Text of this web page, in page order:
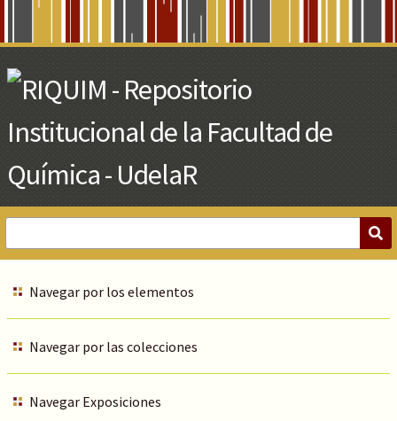
Main
Content
Navegar por los elementos
Navegar por las colecciones
Navegar Exposiciones